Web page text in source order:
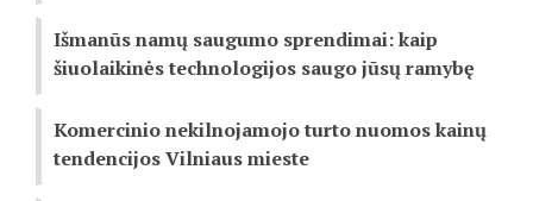
Išmanūs namų saugumo sprendimai: kaip
šiuolaikinės technologijos saugo jūsų ramybę
Komercinio nekilnojamojo turto nuomos kainų
tendencijos Vilniaus mieste